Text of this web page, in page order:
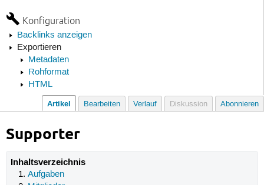
Konfiguration
Backlinks anzeigen
Exportieren
Metadaten
Rohformat
HTML
Artikel Bearbeiten Verlauf Diskussion Abonnieren
Supporter
Inhaltsverzeichnis
Aufgaben